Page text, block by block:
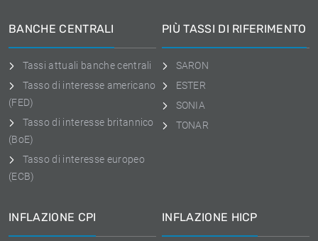
BANCHE CENTRALI
Tassi attuali banche centrali
Tasso di interesse americano
(FED)
Tasso di interesse britannico
(BoE)
Tasso di interesse europeo
(ECB)
PIÙ TASSI DI RIFERIMENTO
SARON
ESTER
SONIA
TONAR
INFLAZIONE CPI INFLAZIONE HICP